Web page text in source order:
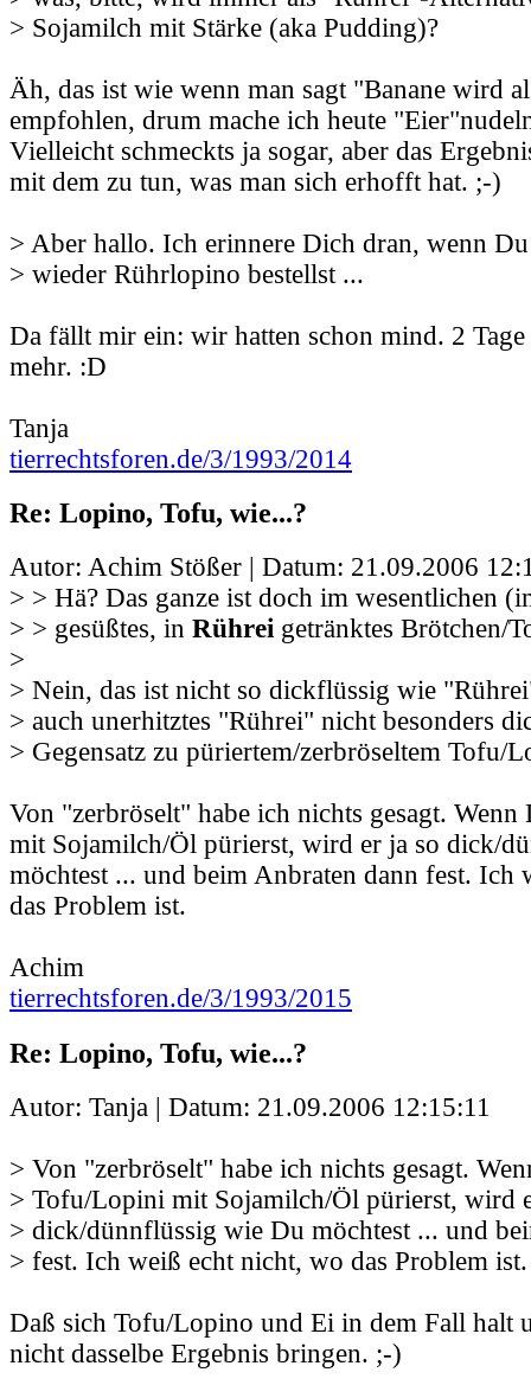
> Sojamilch mit Stärke (aka Pudding)?
Äh, das ist wie wenn man sagt "Banane wird
empfohlen, drum mache ich heute
Vielleicht schmeckts ja sogar, aber das
mit dem zu tun, was man sich erhofft hat. ;-)
> Aber hallo. Ich erinnere Dich dran, wenn
> wieder Rührlopino bestellst ...
Da fällt mir ein: wir hatten schon mind. 2
mehr. :D
Tanja
tierrechtsforen.de/3/1993/2014
Re: Lopino, Tofu, wie...?
Autor: Achim Stößer | Datum: 21.09.2006
> > Hä? Das ganze ist doch im wesentlichen
> > gesüßtes, in Rührei getränktes Brötchen/
>
> Nein, das ist nicht so dickflüssig wie
> auch unerhitztes "Rührei" nicht besonders
> Gegensatz zu püriertem/zerbröseltem Tofu/
Von "zerbröselt" habe ich nichts gesagt.
mit Sojamilch/Öl pürierst, wird er ja so dick/
möchtest ... und beim Anbraten dann fest. Ich
das Problem ist.
Achim
tierrechtsforen.de/3/1993/2015
Re: Lopino, Tofu, wie...?
Autor: Tanja | Datum: 21.09.2006 12:15:11
> Von "zerbröselt" habe ich nichts gesagt.
> Tofu/Lopini mit Sojamilch/Öl pürierst, wird
> dick/dünnflüssig wie Du möchtest ... und
> fest. Ich weiß echt nicht, wo das Problem ist.
Daß sich Tofu/Lopino und Ei in dem Fall halt
nicht dasselbe Ergebnis bringen. ;-)